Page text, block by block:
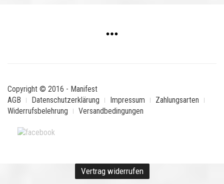
Copyright © 2016 - Manifest
AGB
Datenschutzerklärung Impressum
Zahlungsarten
Widerrufsbelehrung
Versandbedingungen
Vertrag widerrufen